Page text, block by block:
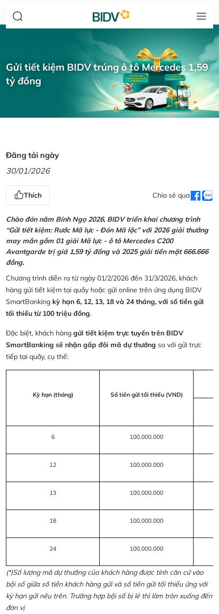
Gửi tiết kiệm BIDV trúng ô tô Mercedes 1,59
tỷ đồng
Đăng tải ngày
30/01/2026
Thích Chia sẻ qua
Chào đón năm Bính Ngọ 2026, BIDV triển khai chương trình
“Gửi tiết kiệm: Rước Mã lực - Đón Mã lộc” với 2026 giải thưởng
may mắn gồm 01 giải Mã lực - ô tô Mercedes C200
Avantgarde trị giá 1,59 tỷ đồng và 2025 giải tiền mặt 666.666
đồng.
Chương trình diễn ra từ ngày 01/2/2026 đến 31/3/2026, khách
hàng gửi tiết kiệm tại quầy hoặc gửi online trên ứng dụng BIDV
SmartBanking kỳ hạn 6, 12, 13, 18 và 24 tháng, với số tiền gửi
tối thiểu từ 100 triệu đồng.
Đặc biệt, khách hàng gửi tiết kiệm trực tuyến trên BIDV
SmartBanking sẽ nhận gấp đôi mã dự thưởng so với gửi trực
tiếp tại quầy, cụ thể:
Kỳ hạn (tháng) Số tiền gửi tối thiểu (VND)
6 100.000.000
12 100.000.000
13 100.000.000
18 100.000.000
24 100.000.000
(*)Số lượng mã dự thưởng của khách hàng được tính căn cứ vào
bội số giữa số tiền khách hàng gửi và số tiền gửi tối thiểu ứng với
kỳ hạn gửi nêu trên. Trường hợp bội số bị lẻ thì làm tròn xuống đến
đơn vị